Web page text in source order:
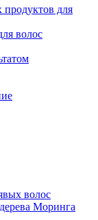
для
волос
волос
Моринга